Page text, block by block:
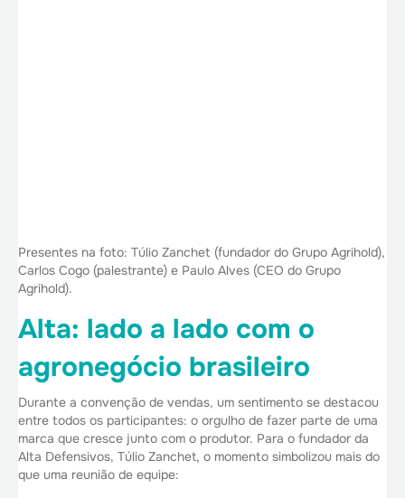
Presentes na foto: Túlio Zanchet (fundador do Grupo Agrihold),
Carlos Cogo (palestrante) e Paulo Alves (CEO do Grupo
Agrihold).
Alta: lado a lado com o
agronegócio brasileiro
Durante a convenção de vendas, um sentimento se destacou
entre todos os participantes: o orgulho de fazer parte de uma
marca que cresce junto com o produtor. Para o fundador da
Alta Defensivos, Túlio Zanchet, o momento simbolizou mais do
que uma reunião de equipe: